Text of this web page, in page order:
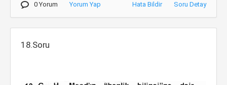
0 Yorum Yorum Yap Hata Bildir Soru Detay
18.Soru